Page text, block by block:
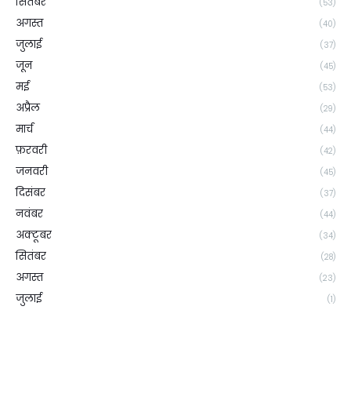
(53)
अगस्त (40)
जुलाई (37)
जून (45)
मई (53)
अप्रैल (29)
मार्च (44)
फ़रवरी (42)
जनवरी (45)
दिसंबर (37)
नवंबर (44)
अक्टूबर (34)
सितंबर (28)
अगस्त (23)
जुलाई (1)